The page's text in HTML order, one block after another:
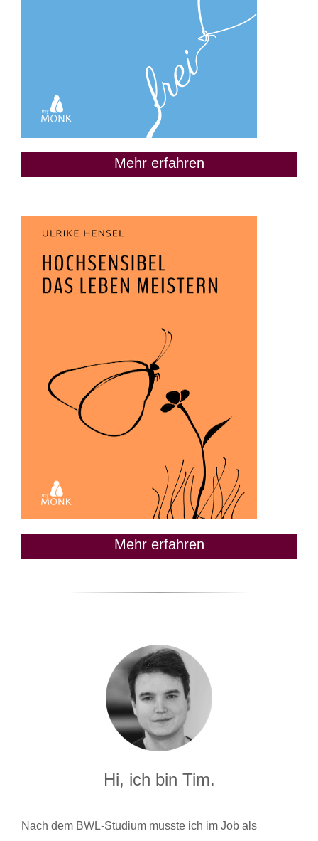
Mehr erfahren
Mehr erfahren
Hi, ich bin Tim.
Nach dem BWL-Studium musste ich im Job als